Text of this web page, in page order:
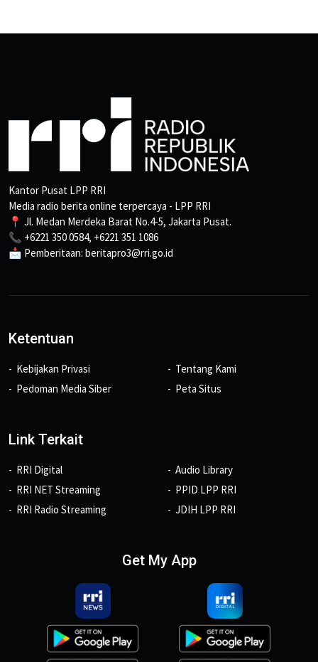
Kantor Pusat LPP RRI
Media radio berita online terpercaya - LPP RRI
📍 Jl. Medan Merdeka Barat No.4-5, Jakarta Pusat.
📞 +6221 350 0584, +6221 351 1086
📩 Pemberitaan: beritapro3@rri.go.id
Ketentuan
Kebijakan Privasi
Pedoman Media Siber
Tentang Kami
Peta Situs
Link Terkait
RRI Digital
RRI NET Streaming
RRI Radio Streaming
Audio Library
PPID LPP RRI
JDIH LPP RRI
Get My App